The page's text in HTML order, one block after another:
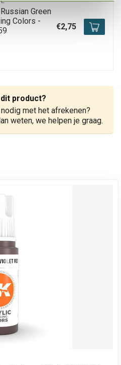
Green
Colors -
€2,75
product?
met het afrekenen?
weten, we helpen je graag.